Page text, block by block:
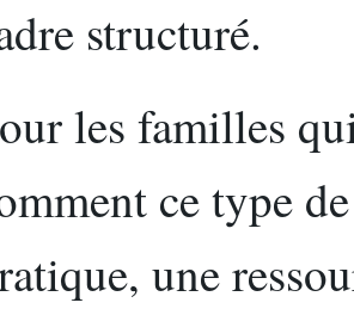
structuré.
les familles
ce type
une